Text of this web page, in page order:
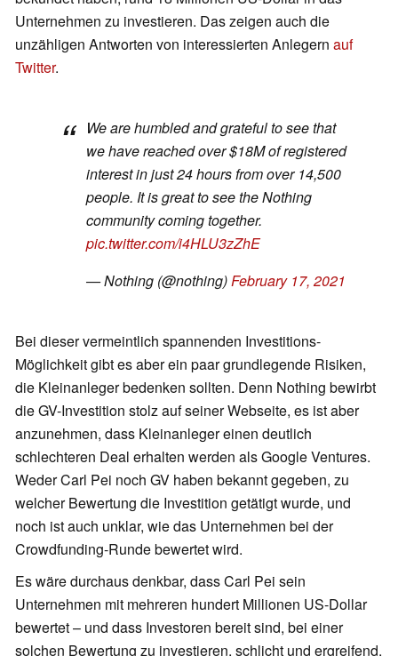
Unternehmen zu investieren. Das zeigen auch die
unzähligen Antworten von interessierten Anlegern auf
Twitter.
We are humbled and grateful to see that
we have reached over $18M of registered
interest in just 24 hours from over 14,500
people. It is great to see the Nothing
community coming together.
pic.twitter.com/i4HLU3zZhE
— Nothing (@nothing)February 17, 2021
Bei dieser vermeintlich spannenden Investitions-
Möglichkeit gibt es aber ein paar grundlegende Risiken,
die Kleinanleger bedenken sollten. Denn Nothing bewirbt
die GV-Investition stolz auf seiner Webseite, es ist aber
anzunehmen, dass Kleinanleger einen deutlich
schlechteren Deal erhalten werden als Google Ventures.
Weder Carl Pei noch GV haben bekannt gegeben, zu
welcher Bewertung die Investition getätigt wurde, und
noch ist auch unklar, wie das Unternehmen bei der
Crowdfunding-Runde bewertet wird.
Es wäre durchaus denkbar, dass Carl Pei sein
Unternehmen mit mehreren hundert Millionen US-Dollar
bewertet – und dass Investoren bereit sind, bei einer
solchen Bewertung zu investieren, schlicht und ergreifend,